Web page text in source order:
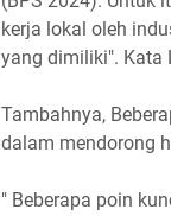
kerja lokal oleh
yang dimiliki". Kata
Tambahnya,
dalam mendorong
" Beberapa poin